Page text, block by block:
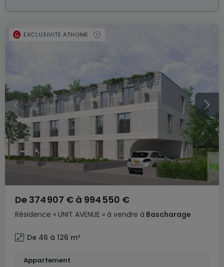
Résidence « UNIT AVENUE » à vendre à Bascharage
De 374 907 € à 994 550 €
De 46 à 126 m²
EXCLUSIVITÉ ATHOME
Appartement